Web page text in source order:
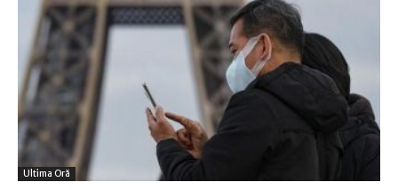
Ultima Oră